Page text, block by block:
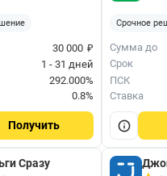
30 000 ₽
1 - 31 дней
292.000%
0.8%
Получить
Срочное
Сумма до
Срок
ПСК
Ставка
Сразу